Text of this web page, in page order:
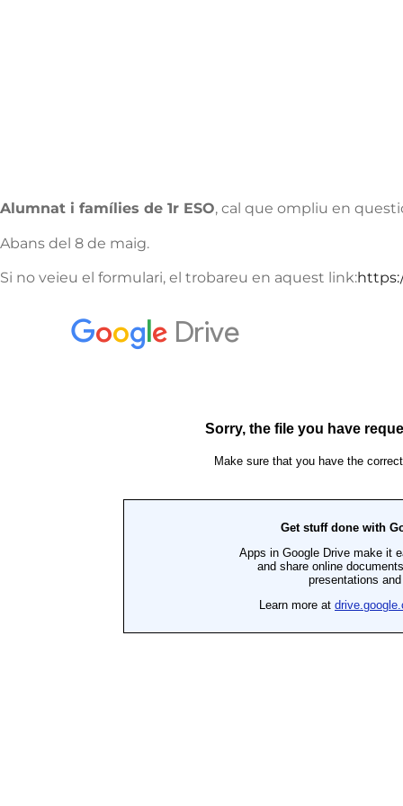
Alumnat i famílies de 1r ESO, cal que ompliu en
Abans del 8 de maig.
Si no veieu el formulari, el trobareu en aquest link: